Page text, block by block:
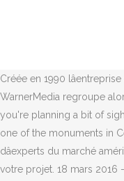
Créée en 1990
WarnerMedia regroupe
you're planning a bit of
one of the monuments in
dâexperts du marché
votre projet. 18 mars 2016